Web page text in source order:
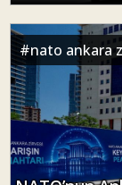
#nato ankara